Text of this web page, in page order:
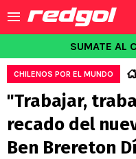
SUMATE AL
CHILENOS POR EL MUNDO
"Trabajar,
recado del
Ben Brereton